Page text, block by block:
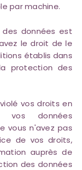
par machine.
données est
le droit de le
établis dans
protection des
vos droits en
données
vous n'avez pas
de vos droits,
auprès de
des données